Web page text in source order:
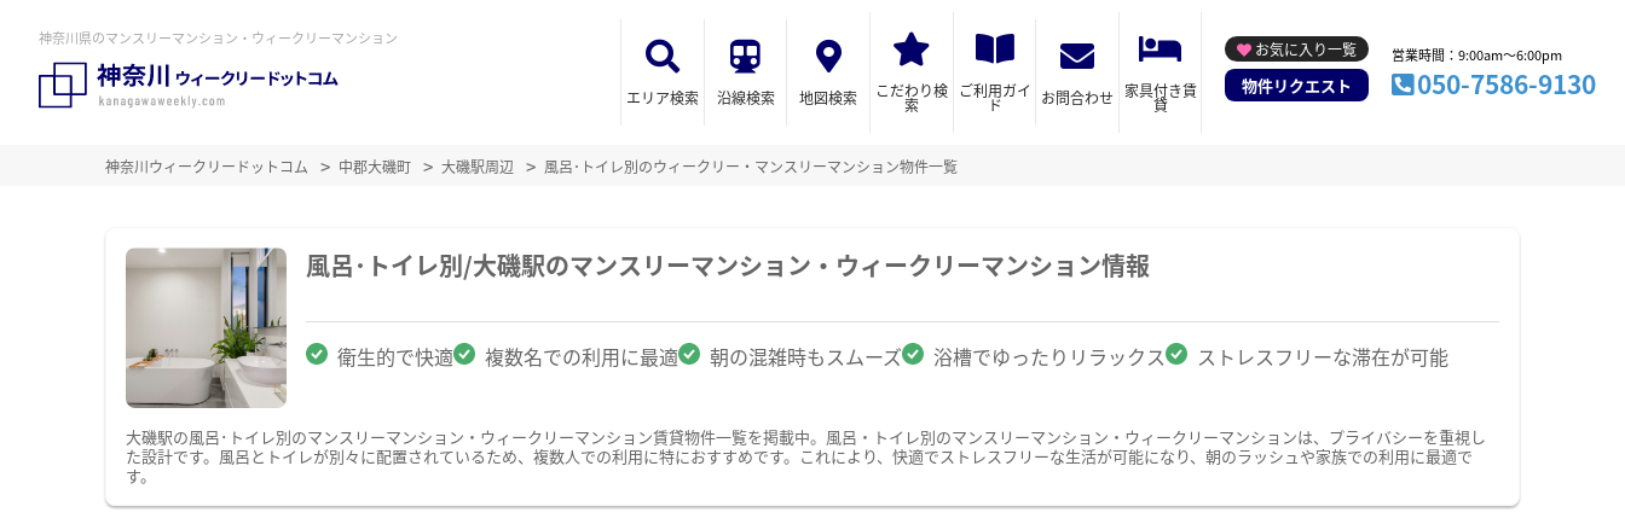
神奈川県のマンスリーマンション・ウィークリーマンション
エリア検索 沿線検索 地図検索 こだわり検
索
ご利用ガイ
ド お問合わせ 家具付き賃
貸
お気に入り一覧
物件リクエスト
営業時間：9:00am～6:00pm
050-7586-9130
神奈川ウィークリードットコム 中郡大磯町 大磯駅周辺 風呂･トイレ別のウィークリー・マンスリーマンション物件一覧
風呂･トイレ別/大磯駅のマンスリーマンション・ウィークリーマンション情報
衛生的で快適 複数名での利用に最適 朝の混雑時もスムーズ 浴槽でゆったりリラックス ストレスフリーな滞在が可能
大磯駅の風呂･トイレ別のマンスリーマンション・ウィークリーマンション賃貸物件一覧を掲載中。風呂・トイレ別のマンスリーマンション・ウィークリーマンションは、プライバシーを重視し
た設計です。風呂とトイレが別々に配置されているため、複数人での利用に特におすすめです。これにより、快適でストレスフリーな生活が可能になり、朝のラッシュや家族での利用に最適で
す。